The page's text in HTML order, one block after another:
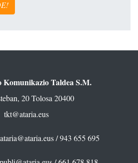
Komunikazio Taldea S.M.
20 Tolosa 20400
tkt@ataria.eus
ataria@ataria.eus/ 943 655 695